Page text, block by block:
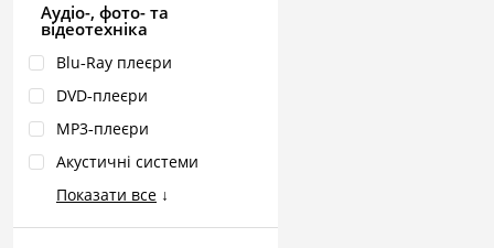
Аудіо-, фото- та
відеотехніка
Blu‑Ray плеєри
DVD‑плеєри
MP3‑плеєри
Акустичні системи
Показати все ↓